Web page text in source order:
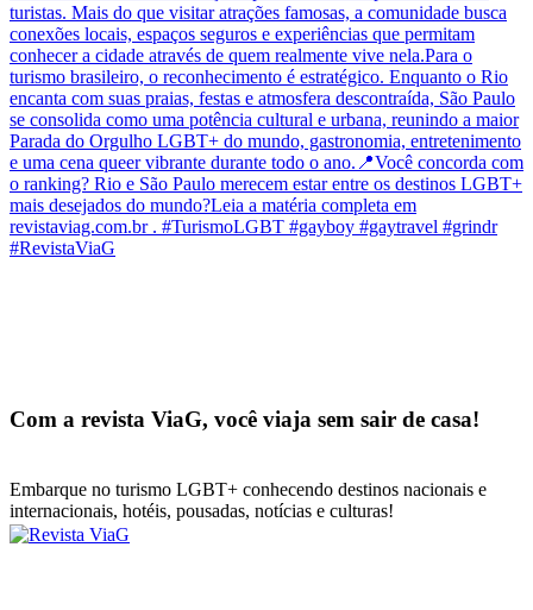
Com a revista ViaG, você viaja sem sair de casa!
Embarque no turismo LGBT+ conhecendo destinos nacionais e
internacionais, hotéis, pousadas, notícias e culturas!